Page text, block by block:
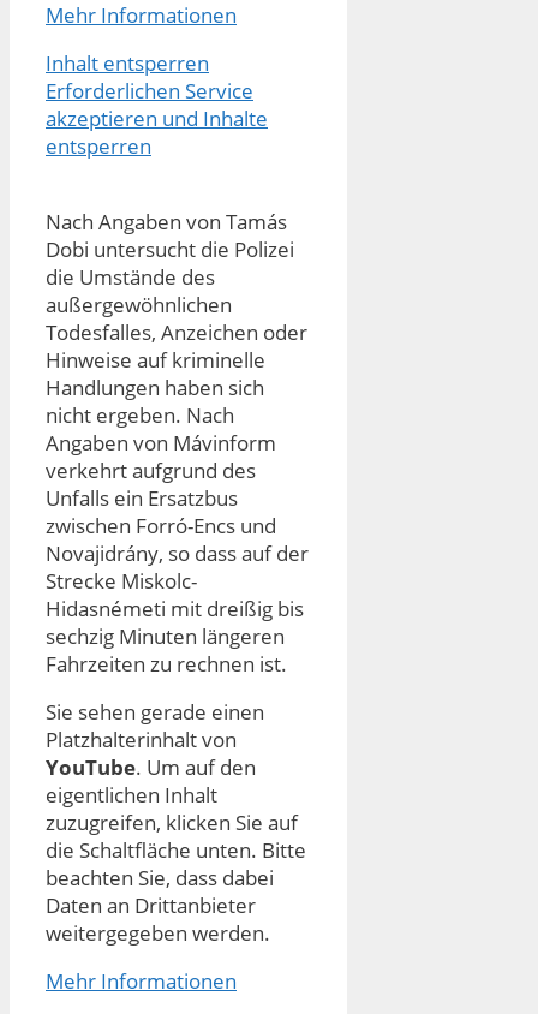
Mehr Informationen
Inhalt entsperren
Erforderlichen Service
akzeptieren und Inhalte
entsperren
Nach Angaben von Tamás
Dobi untersucht die Polizei
die Umstände des
außergewöhnlichen
Todesfalles, Anzeichen oder
Hinweise auf kriminelle
Handlungen haben sich
nicht ergeben. Nach
Angaben von Mávinform
verkehrt aufgrund des
Unfalls ein Ersatzbus
zwischen Forró-Encs und
Novajidrány, so dass auf der
Strecke Miskolc-
Hidasnémeti mit dreißig bis
sechzig Minuten längeren
Fahrzeiten zu rechnen ist.
Sie sehen gerade einen
Platzhalterinhalt von
YouTube. Um auf den
eigentlichen Inhalt
zuzugreifen, klicken Sie auf
die Schaltfläche unten. Bitte
beachten Sie, dass dabei
Daten an Drittanbieter
weitergegeben werden.
Mehr Informationen